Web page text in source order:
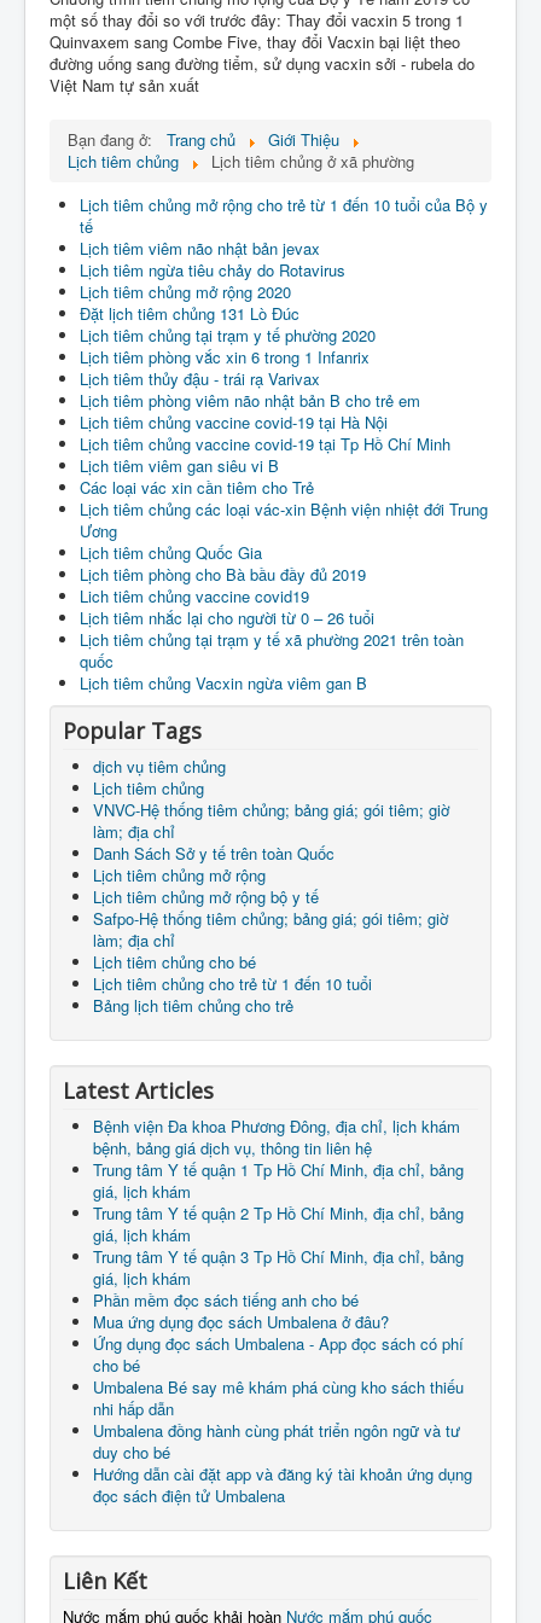
Liên Hệ
một số thay đổi so với trước đây: Thay đổi vacxin 5 trong 1
Quinvaxem sang Combe Five, thay đổi Vacxin bại liệt theo
đường uống sang đường tiểm, sử dụng vacxin sởi - rubela do
Việt Nam tự sản xuất
Bạn đang ở: Trang chủ
Giới Thiệu
Lịch tiêm chủng
Lịch tiêm chủng ở xã phường
Lịch tiêm chủng mở rộng cho trẻ từ 1 đến 10 tuổi của Bộ y
tế
Lịch tiêm viêm não nhật bản jevax
Lịch tiêm ngừa tiêu chảy do Rotavirus
Lịch tiêm chủng mở rộng 2020
Đặt lịch tiêm chủng 131 Lò Đúc
Lịch tiêm chủng tại trạm y tế phường 2020
Lịch tiêm phòng vắc xin 6 trong 1 Infanrix
Lịch tiêm thủy đậu - trái rạ Varivax
Lịch tiêm phòng viêm não nhật bản B cho trẻ em
Lịch tiêm chủng vaccine covid-19 tại Hà Nội
Lịch tiêm chủng vaccine covid-19 tại Tp Hồ Chí Minh
Lịch tiêm viêm gan siêu vi B
Các loại vác xin cần tiêm cho Trẻ
Lịch tiêm chủng các loại vác-xin Bệnh viện nhiệt đới Trung
Ương
Lịch tiêm chủng Quốc Gia
Lịch tiêm phòng cho Bà bầu đầy đủ 2019
Lich tiêm chủng vaccine covid19
Lịch tiêm nhắc lại cho người từ 0 – 26 tuổi
Lịch tiêm chủng tại trạm y tế xã phường 2021 trên toàn
quốc
Lịch tiêm chủng Vacxin ngừa viêm gan B
Popular Tags
dịch vụ tiêm chủng
Lịch tiêm chủng
VNVC-Hệ thống tiêm chủng; bảng giá; gói tiêm; giờ
làm; địa chỉ
Danh Sách Sở y tế trên toàn Quốc
Lịch tiêm chủng mở rộng
Lịch tiêm chủng mở rộng bộ y tế
Safpo-Hệ thống tiêm chủng; bảng giá; gói tiêm; giờ
làm; địa chỉ
Lịch tiêm chủng cho bé
Lịch tiêm chủng cho trẻ từ 1 đến 10 tuổi
Bảng lịch tiêm chủng cho trẻ
Latest Articles
Bệnh viện Đa khoa Phương Đông, địa chỉ, lịch khám
bệnh, bảng giá dịch vụ, thông tin liên hệ
Trung tâm Y tế quận 1 Tp Hồ Chí Minh, địa chỉ, bảng
giá, lịch khám
Trung tâm Y tế quận 2 Tp Hồ Chí Minh, địa chỉ, bảng
giá, lịch khám
Trung tâm Y tế quận 3 Tp Hồ Chí Minh, địa chỉ, bảng
giá, lịch khám
Phần mềm đọc sách tiếng anh cho bé
Mua ứng dụng đọc sách Umbalena ở đâu?
Ứng dụng đọc sách Umbalena - App đọc sách có phí
cho bé
Umbalena Bé say mê khám phá cùng kho sách thiếu
nhi hấp dẫn
Umbalena đồng hành cùng phát triển ngôn ngữ và tư
duy cho bé
Hướng dẫn cài đặt app và đăng ký tài khoản ứng dụng
đọc sách điện tử Umbalena
Liên Kết
Nước mắm phú quốc khải hoàn Nước mắm phú quốc